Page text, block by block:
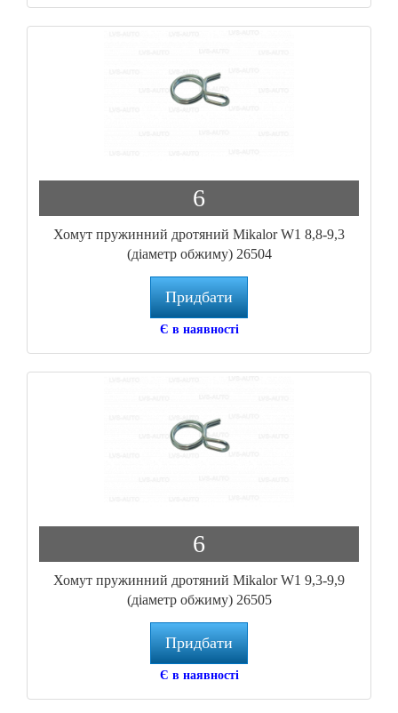
6
Хомут пружинний дротяний Mikalor W1 8,8-9,3
(діаметр обжиму) 26504
Придбати
Є в наявності
6
Хомут пружинний дротяний Mikalor W1 9,3-9,9
(діаметр обжиму) 26505
Придбати
Є в наявності